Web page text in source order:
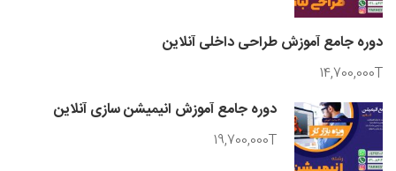
دوره جامع آموزش طراحی داخلی آنلاین
14,700,000T
دوره جامع آموزش انیمیشن سازی آنلاین
19,700,000T